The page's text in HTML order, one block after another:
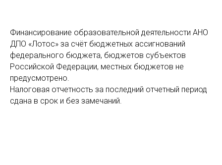
Финансирование образовательной деятельности АНО
ДПО «Лотос» за счёт бюджетных ассигнований
федерального бюджета, бюджетов субъектов
Российской Федерации, местных бюджетов не
предусмотрено.
Налоговая отчетность за последний отчетный период
сдана в срок и без замечаний.